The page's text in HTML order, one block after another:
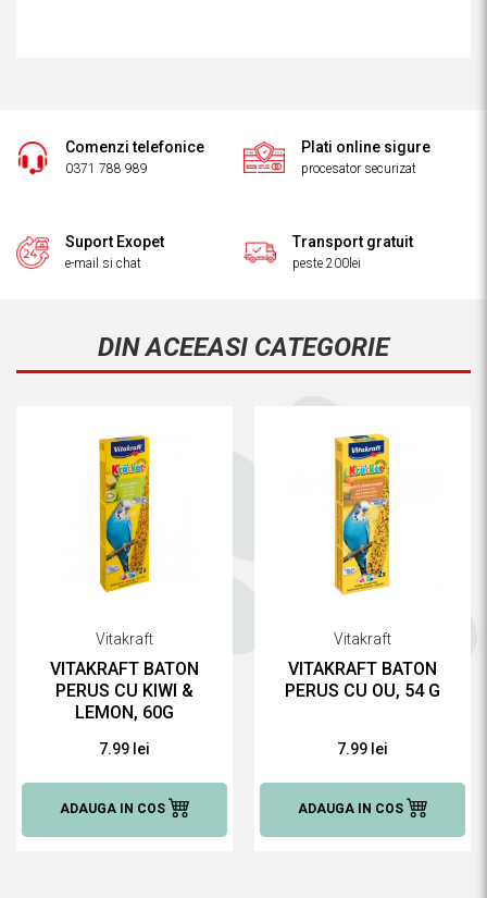
Comenzi telefonice
0371 788 989
Plati online sigure
procesator securizat
Suport Exopet
e-mail si chat
Transport gratuit
peste 200lei
DIN ACEEASI CATEGORIE
Vitakraft
VITAKRAFT BATON
PERUS CU KIWI &
LEMON, 60G
7.99 lei
ADAUGA IN COS
Vitakraft
VITAKRAFT BATON
PERUS CU OU, 54 G
7.99 lei
ADAUGA IN COS